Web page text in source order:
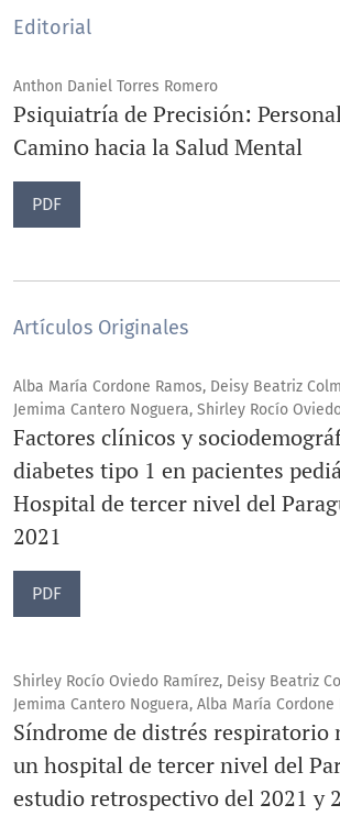
Editorial
Anthon Daniel Torres Romero
Psiquiatría de Precisión:
Camino hacia la Salud Mental
PDF
Artículos Originales
Alba María Cordone Ramos, Deisy Beatriz
Jemima Cantero Noguera, Shirley Rocío
Factores clínicos y
diabetes tipo 1 en pacientes
Hospital de tercer nivel del
2021
PDF
Shirley Rocío Oviedo Ramírez, Deisy Beatriz
Jemima Cantero Noguera, Alba María Cordone
Síndrome de distrés respiratorio
un hospital de tercer nivel del
estudio retrospectivo del 2021 y